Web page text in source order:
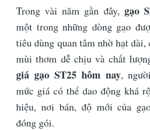
Trong vài năm gần đây, gạo
một trong những dòng gạo
tiêu dùng quan tâm nhờ hạt dài,
mùi thơm dễ chịu và chất
giá gạo ST25 hôm nay,
mức giá có thể dao động khá
hiệu, nơi bán, độ mới của
đóng gói.